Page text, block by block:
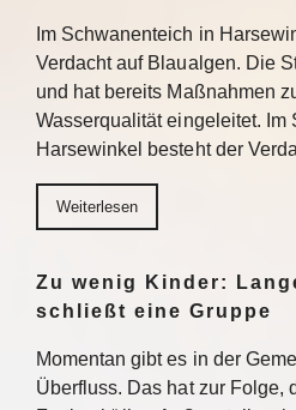
Im Schwanenteich in
Verdacht auf Blaualgen. Die
und hat bereits Maßnahmen
Wasserqualität eingeleitet. Im
Harsewinkel besteht der
Weiterlesen
Zu wenig Kinder:
schließt eine Gruppe
Momentan gibt es in der
Überfluss. Das hat zur Folge,